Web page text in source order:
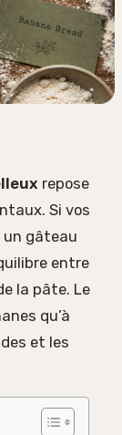
repose
Si vos
gâteau
entre
la pâte. Le
qu’à
et les